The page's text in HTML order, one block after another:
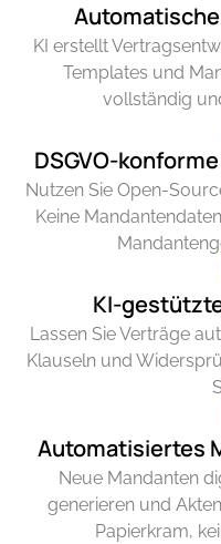
KI erstellt
Templates und
vollständig
DSGVO-
Nutzen Sie Open-
Keine
KI-
Lassen Sie Verträge
Klauseln und
Automatisiertes
Neue Mandanten
generieren und
Papierkram,